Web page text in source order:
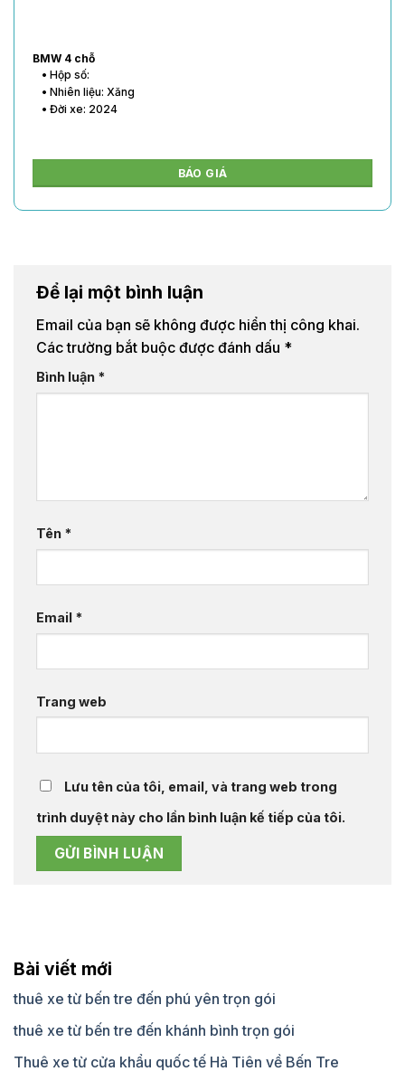
BMW 4 chỗ
• Hộp số:
• Nhiên liệu: Xăng
• Đời xe: 2024
BÁO GIÁ
Để lại một bình luận
Email của bạn sẽ không được hiển thị công khai.
Các trường bắt buộc được đánh dấu *
Bình luận *
Tên *
Email *
Trang web
Lưu tên của tôi, email, và trang web trong
trình duyệt này cho lần bình luận kế tiếp của tôi.
Bài viết mới
thuê xe từ bến tre đến phú yên trọn gói
thuê xe từ bến tre đến khánh bình trọn gói
Thuê xe từ cửa khẩu quốc tế Hà Tiên về Bến Tre